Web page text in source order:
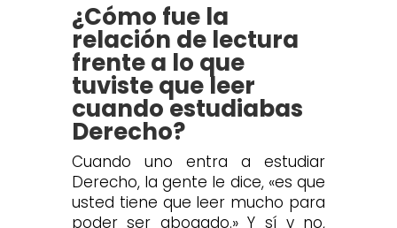
¿Cómo fue la
relación de lectura
frente a lo que
tuviste que leer
cuando estudiabas
Derecho?
Cuando uno entra a estudiar
Derecho, la gente le dice, «es que
usted tiene que leer mucho para
poder ser abogado.» Y sí y no,